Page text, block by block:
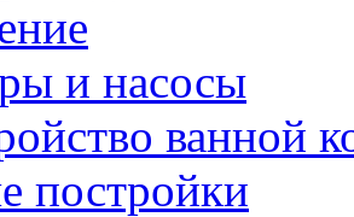
и насосы
ванной
постройки